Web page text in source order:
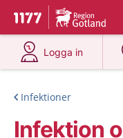
Till startsidan för 1177
Du har valt
Logga in
på 1177.se
Infektioner
Infektion